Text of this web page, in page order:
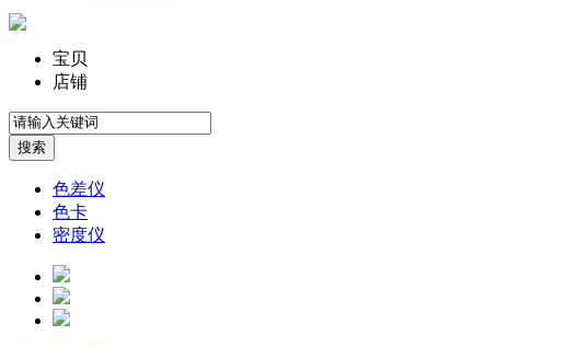
宝贝
店铺
色差仪
色卡
密度仪